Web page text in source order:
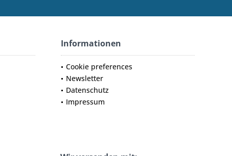
Informationen
Cookie preferences
Newsletter
Datenschutz
Impressum